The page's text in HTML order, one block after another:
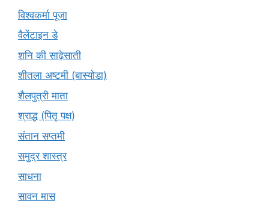
विश्वकर्मा पूजा
वैलेंटाइन डे
शनि की साढ़ेसाती
शीतला अष्टमी (बास्योडा)
शैलपुत्री माता
श्राद्ध (पितृ पक्ष)
संतान सप्तमी
समुद्र शास्त्र
साधना
सावन मास